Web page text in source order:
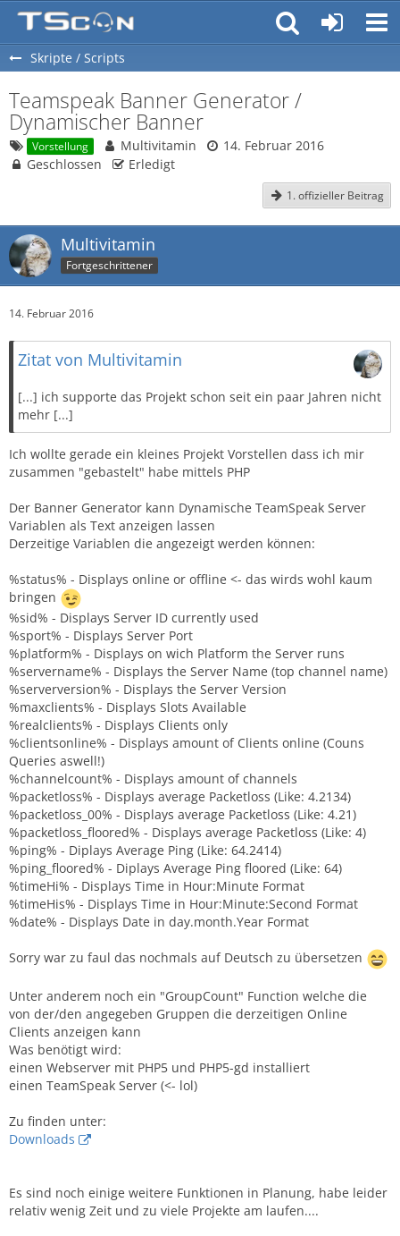
Skripte / Scripts
Teamspeak Banner Generator /
Dynamischer Banner
Vorstellung Multivitamin
14. Februar 2016
Geschlossen
Erledigt
1. offizieller Beitrag
Multivitamin
Fortgeschrittener
14. Februar 2016
Zitat von Multivitamin
[...] ich supporte das Projekt schon seit ein paar Jahren nicht
mehr [...]
Ich wollte gerade ein kleines Projekt Vorstellen dass ich mir
zusammen "gebastelt" habe mittels PHP
Der Banner Generator kann Dynamische TeamSpeak Server
Variablen als Text anzeigen lassen
Derzeitige Variablen die angezeigt werden können:
%status% - Displays online or offline <- das wirds wohl kaum
bringen
%sid% - Displays Server ID currently used
%sport% - Displays Server Port
%platform% - Displays on wich Platform the Server runs
%servername% - Displays the Server Name (top channel name)
%serverversion% - Displays the Server Version
%maxclients% - Displays Slots Available
%realclients% - Displays Clients only
%clientsonline% - Displays amount of Clients online (Couns
Queries aswell!)
%channelcount% - Displays amount of channels
%packetloss% - Displays average Packetloss (Like: 4.2134)
%packetloss_00% - Displays average Packetloss (Like: 4.21)
%packetloss_floored% - Displays average Packetloss (Like: 4)
%ping% - Diplays Average Ping (Like: 64.2414)
%ping_floored% - Diplays Average Ping floored (Like: 64)
%timeHi% - Displays Time in Hour:Minute Format
%timeHis% - Displays Time in Hour:Minute:Second Format
%date% - Displays Date in day.month.Year Format
Sorry war zu faul das nochmals auf Deutsch zu übersetzen
Unter anderem noch ein "GroupCount" Function welche die
von der/den angegeben Gruppen die derzeitigen Online
Clients anzeigen kann
Was benötigt wird:
einen Webserver mit PHP5 und PHP5-gd installiert
einen TeamSpeak Server (<- lol)
Zu finden unter:
Downloads
Es sind noch einige weitere Funktionen in Planung, habe leider
relativ wenig Zeit und zu viele Projekte am laufen....